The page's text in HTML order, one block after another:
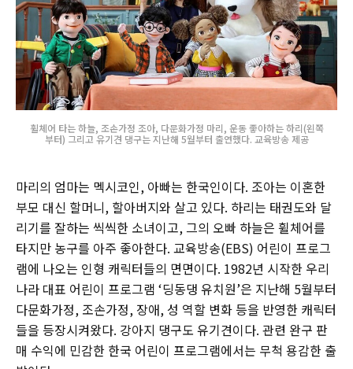
휠체어 타는 하늘, 조손가정 조아, 다문화가정 마리, 운동 좋아하는 하리(왼쪽
부터) 그리고 유기견 댕구는 지난해 5월부터 출연했다. 교육방송 제공
마리의 엄마는 멕시코인, 아빠는 한국인이다. 조아는 이혼한
부모 대신 할머니, 할아버지와 살고 있다. 하리는 태권도와 달
리기를 잘하는 씩씩한 소녀이고, 그의 오빠 하늘은 휠체어를
타지만 농구를 아주 좋아한다. 교육방송(EBS) 어린이 프로그
램에 나오는 인형 캐릭터들의 면면이다. 1982년 시작한 우리
나라 대표 어린이 프로그램 ‘딩동댕 유치원’은 지난해 5월부터
다문화가정, 조손가정, 장애, 성 역할 변화 등을 반영한 캐릭터
들을 등장시켜왔다. 강아지 댕구도 유기견이다. 관련 완구 판
매 수익에 민감한 한국 어린이 프로그램에서는 무척 용감한 출